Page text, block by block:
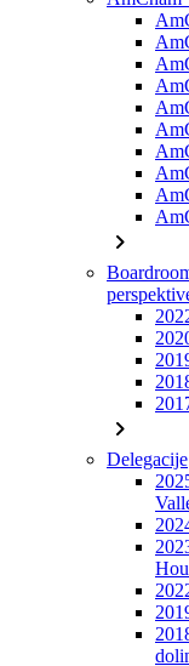
chevron_right
chevron_right
Delegacije